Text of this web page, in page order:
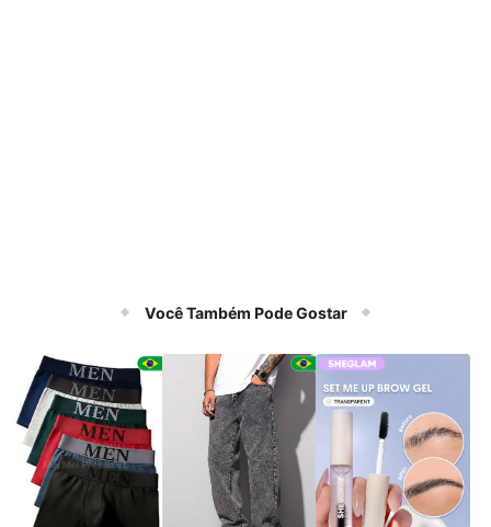
Você Também Pode Gostar